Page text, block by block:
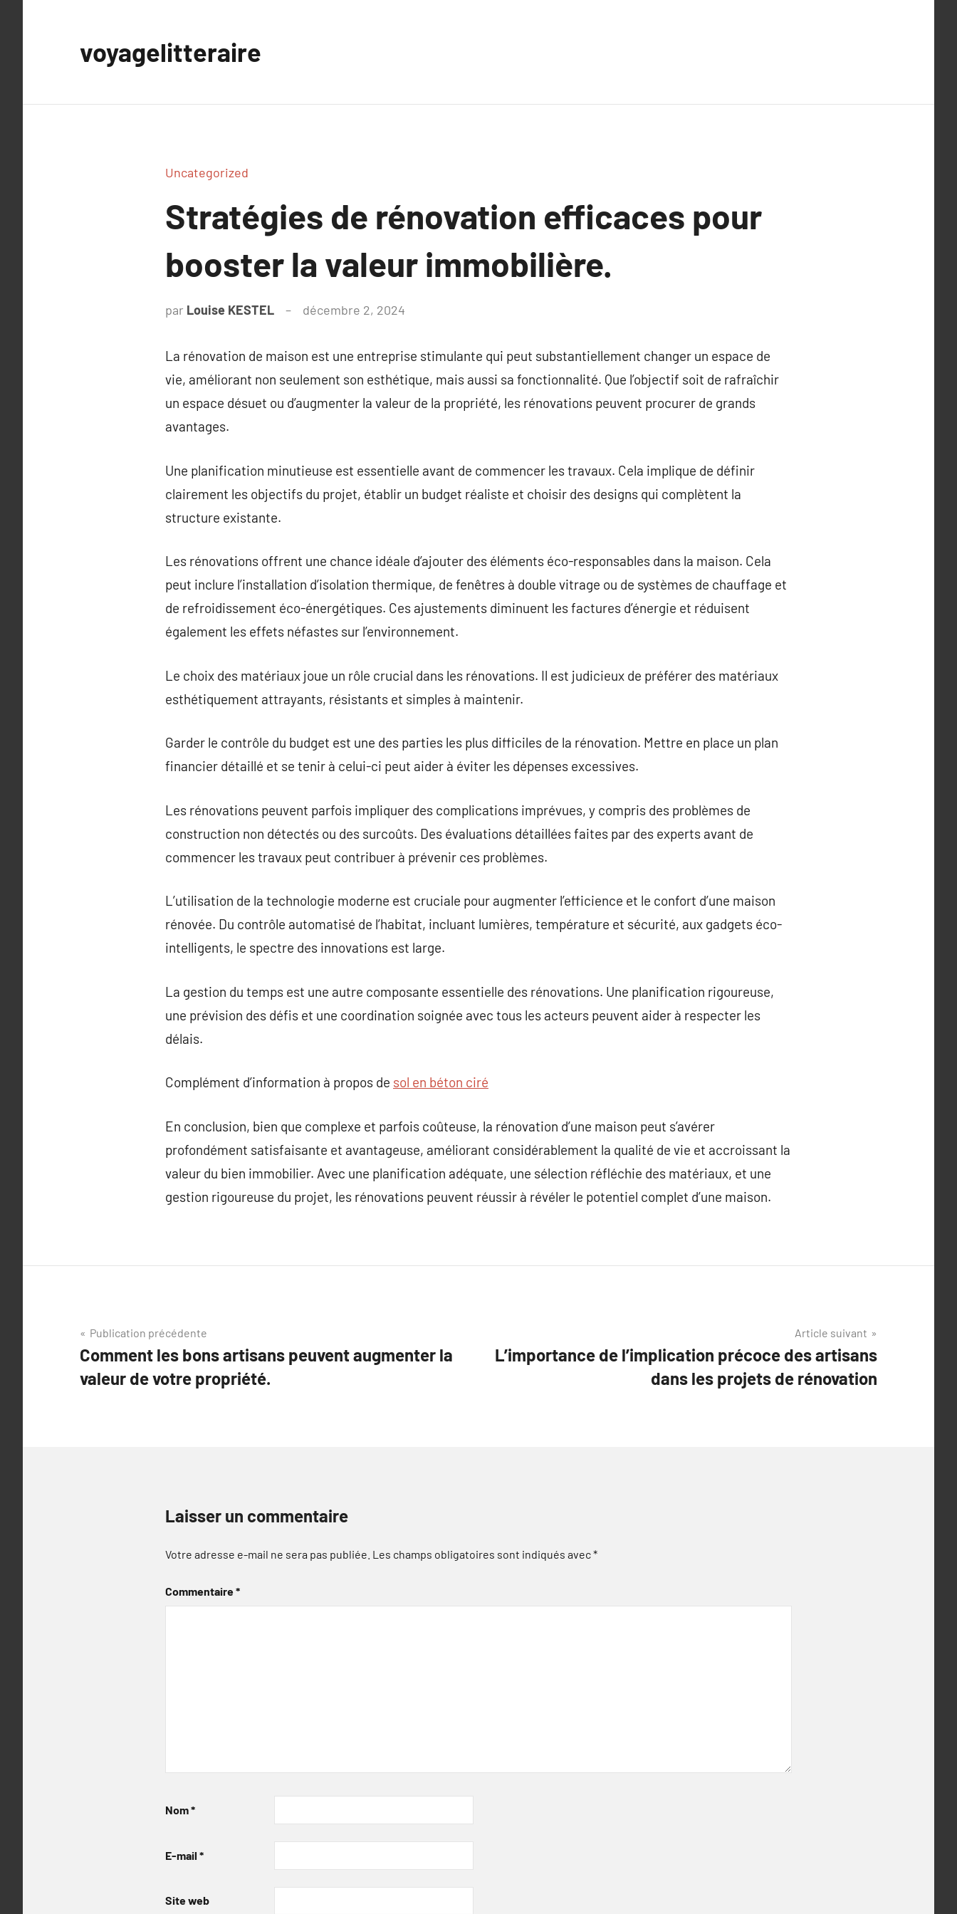
voyagelitteraire
Uncategorized
Stratégies de rénovation efficaces pour
booster la valeur immobilière.
par Louise KESTEL décembre 2, 2024
La rénovation de maison est une entreprise stimulante qui peut substantiellement changer un espace de
vie, améliorant non seulement son esthétique, mais aussi sa fonctionnalité. Que l’objectif soit de rafraîchir
un espace désuet ou d’augmenter la valeur de la propriété, les rénovations peuvent procurer de grands
avantages.
Une planification minutieuse est essentielle avant de commencer les travaux. Cela implique de définir
clairement les objectifs du projet, établir un budget réaliste et choisir des designs qui complètent la
structure existante.
Les rénovations offrent une chance idéale d’ajouter des éléments éco-responsables dans la maison. Cela
peut inclure l’installation d’isolation thermique, de fenêtres à double vitrage ou de systèmes de chauffage et
de refroidissement éco-énergétiques. Ces ajustements diminuent les factures d’énergie et réduisent
également les effets néfastes sur l’environnement.
Le choix des matériaux joue un rôle crucial dans les rénovations. Il est judicieux de préférer des matériaux
esthétiquement attrayants, résistants et simples à maintenir.
Garder le contrôle du budget est une des parties les plus difficiles de la rénovation. Mettre en place un plan
financier détaillé et se tenir à celui-ci peut aider à éviter les dépenses excessives.
Les rénovations peuvent parfois impliquer des complications imprévues, y compris des problèmes de
construction non détectés ou des surcoûts. Des évaluations détaillées faites par des experts avant de
commencer les travaux peut contribuer à prévenir ces problèmes.
L’utilisation de la technologie moderne est cruciale pour augmenter l’efficience et le confort d’une maison
rénovée. Du contrôle automatisé de l’habitat, incluant lumières, température et sécurité, aux gadgets éco-
intelligents, le spectre des innovations est large.
La gestion du temps est une autre composante essentielle des rénovations. Une planification rigoureuse,
une prévision des défis et une coordination soignée avec tous les acteurs peuvent aider à respecter les
délais.
Complément d’information à propos de sol en béton ciré
En conclusion, bien que complexe et parfois coûteuse, la rénovation d’une maison peut s’avérer
profondément satisfaisante et avantageuse, améliorant considérablement la qualité de vie et accroissant la
valeur du bien immobilier. Avec une planification adéquate, une sélection réfléchie des matériaux, et une
gestion rigoureuse du projet, les rénovations peuvent réussir à révéler le potentiel complet d’une maison.
Navigation
de
l’article
Publication précédente
Comment les bons artisans peuvent augmenter la
valeur de votre propriété.
Article suivant
L’importance de l’implication précoce des artisans
dans les projets de rénovation
Laisser un commentaire
Votre adresse e-mail ne sera pas publiée. Les champs obligatoires sont indiqués avec*
Commentaire*
Nom*
E-mail *
Site web